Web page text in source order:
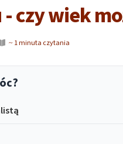
czy wiek
~ 1 minuta czytania